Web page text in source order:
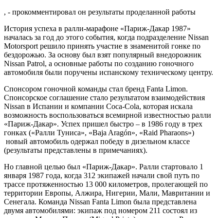
, - прокомментировал он результаты проделанной работы
История успеха в ралли-марафоне «Париж-Дакар 1987»
началась за год до этого события, когда подразделение Nissan
Motorsport решило принять участие в знаменитой гонке по
бездорожью. За основу был взят популярный внедорожник
Nissan Patrol, а основные работы по созданию гоночного
автомобиля были поручены испанскому техническому центру.
Спонсором гоночной команды стал бренд Fanta Limon.
Спонсорское соглашение стало результатом взаимодействия
Nissan в Испании и компании Coca-Cola, которая искала
возможность воспользоваться всемирной известностью ралли
«Париж-Дакар». Успех пришел быстро – в 1986 году в трех
гонках («Ралли Туниса», «Baja Aragón», «Raid Pharaons»)
новый автомобиль одержал победу в дизельном классе
(результаты представлены в примечаниях).
Но главной целью был «Париж-Дакар». Ралли стартовало 1
января 1987 года, когда 312 экипажей начали свой путь по
трассе протяженностью 13 000 километров, пролегающей по
территории Европы, Алжира, Нигерии, Мали, Мавритании и
Сенегала. Команда Nissan Fanta Limon была представлена
двумя автомобилями: экипаж под номером 211 состоял из